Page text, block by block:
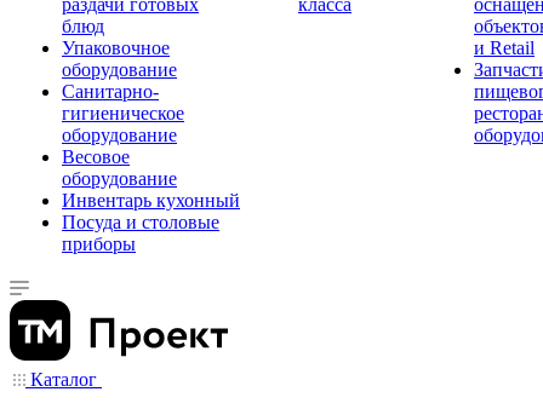
раздачи готовых
блюд
Упаковочное
оборудование
Санитарно-
гигиеническое
оборудование
Весовое
оборудование
Инвентарь кухонный
Посуда и столовые
приборы
класса
и Retail
Каталог